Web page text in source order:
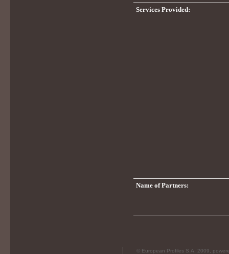
Services Provided:
Name of Partners:
© European Profiles S.A. 2009,